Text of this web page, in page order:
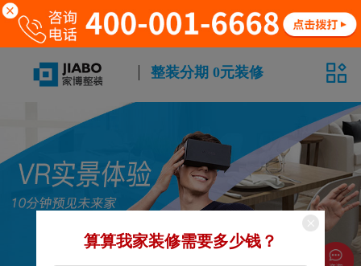
整装分期 0元装修
算算我家装修需要多少钱？